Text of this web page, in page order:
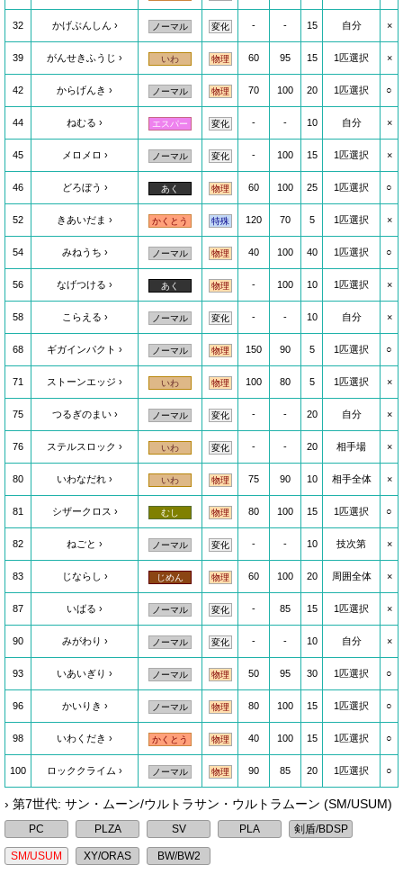
32 かげぶんしん ノーマル 変化 - - 15 自分 ×
39 がんせきふうじ いわ 物理 60 95 15 1匹選択 ×
42 からげんき ノーマル 物理 70 100 20 1匹選択 ○
44 ねむる エスパー 変化 - - 10 自分 ×
45 メロメロ ノーマル 変化 - 100 15 1匹選択 ×
46 どろぼう あく 物理 60 100 25 1匹選択 ○
52 きあいだま かくとう 特殊 120 70 5 1匹選択 ×
54 みねうち ノーマル 物理 40 100 40 1匹選択 ○
56 なげつける あく 物理 - 100 10 1匹選択 ×
58 こらえる ノーマル 変化 - - 10 自分 ×
68 ギガインパクト ノーマル 物理 150 90 5 1匹選択 ○
71 ストーンエッジ いわ 物理 100 80 5 1匹選択 ×
75 つるぎのまい ノーマル 変化 - - 20 自分 ×
76 ステルスロック いわ 変化 - - 20 相手場 ×
80 いわなだれ いわ 物理 75 90 10 相手全体 ×
81 シザークロス むし 物理 80 100 15 1匹選択 ○
82 ねごと ノーマル 変化 - - 10 技次第 ×
83 じならし じめん 物理 60 100 20 周囲全体 ×
87 いばる ノーマル 変化 - 85 15 1匹選択 ×
90 みがわり ノーマル 変化 - - 10 自分 ×
93 いあいぎり ノーマル 物理 50 95 30 1匹選択 ○
96 かいりき ノーマル 物理 80 100 15 1匹選択 ○
98 いわくだき かくとう 物理 40 100 15 1匹選択 ○
100 ロッククライム ノーマル 物理 90 85 20 1匹選択 ○
› 第7世代: サン・ムーン/ウルトラサン・ウルトラムーン (SM/USUM)